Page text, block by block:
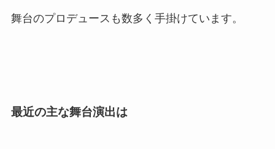
舞台のプロデュースも数多く手掛けています。
最近の主な舞台演出は